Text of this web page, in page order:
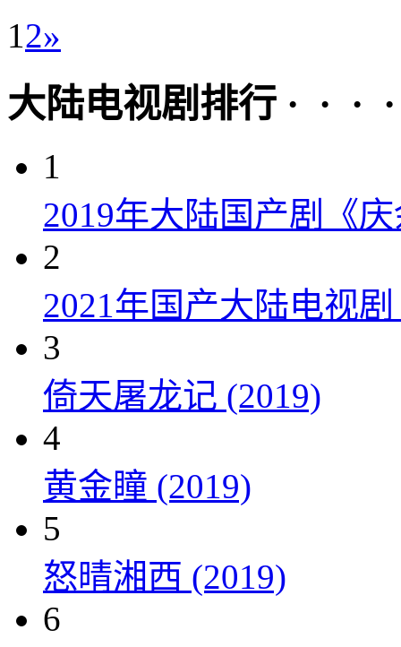
1 2»
大陆电视剧排行 · · ·
1
2019年大陆国产剧《
2
2021年国产大陆电视
3
倚天屠龙记 (2019)
4
黄金瞳 (2019)
5
怒晴湘西 (2019)
6